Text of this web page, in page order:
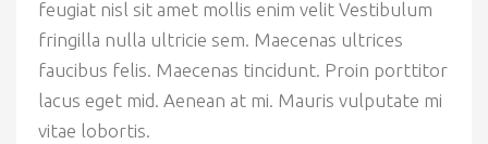
feugiat nisl sit amet mollis enim velit Vestibulum
fringilla nulla ultricie sem. Maecenas ultrices
faucibus felis. Maecenas tincidunt. Proin porttitor
lacus eget mid. Aenean at mi. Mauris vulputate mi
vitae lobortis.